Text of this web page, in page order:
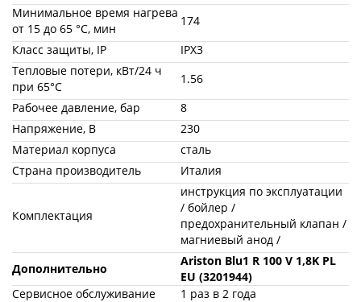
Минимальное время нагрева
от 15 до 65 °С, мин
174
Класс защиты, IP
IPX3
Тепловые потери, кВт/24 ч
при 65°C
1.56
Рабочее давление, бар
8
Напряжение, В
230
Материал корпуса
сталь
Страна производитель
Италия
Комплектация
инструкция по эксплуатации
/ бойлер /
предохранительный клапан /
магниевый анод /
Дополнительно
Ariston Blu1 R 100 V 1,8K PL
EU (3201944)
Сервисное обслуживание
1 раз в 2 года